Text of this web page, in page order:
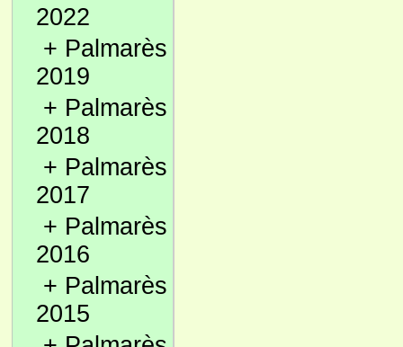
2022
+ Palmarès
2019
+ Palmarès
2018
+ Palmarès
2017
+ Palmarès
2016
+ Palmarès
2015